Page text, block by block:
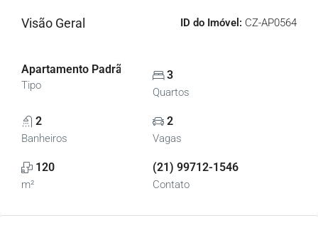
Visão Geral ID do Imóvel: CZ-AP0564
Apartamento Padrão, Apartamentos
Tipo
3
Quartos
2
Banheiros
2
Vagas
120
m²
(21) 99712-1546
Contato